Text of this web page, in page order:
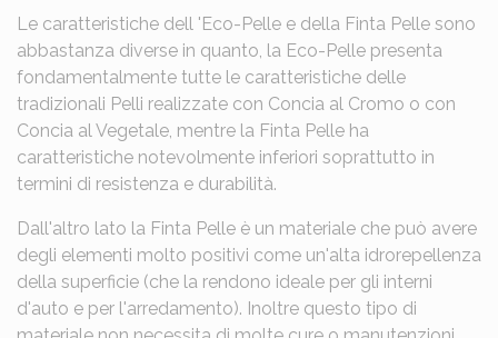
Le caratteristiche dell 'Eco-Pelle e della Finta Pelle sono
abbastanza diverse in quanto, la Eco-Pelle presenta
fondamentalmente tutte le caratteristiche delle
tradizionali Pelli realizzate con Concia al Cromo o con
Concia al Vegetale, mentre la Finta Pelle ha
caratteristiche notevolmente inferiori soprattutto in
termini di resistenza e durabilità.
Dall'altro lato la Finta Pelle è un materiale che può avere
degli elementi molto positivi come un'alta idrorepellenza
della superficie (che la rendono ideale per gli interni
d'auto e per l'arredamento). Inoltre questo tipo di